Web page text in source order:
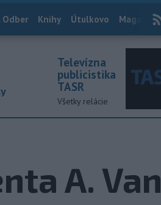
Odber Knihy Útulkovo Magazín
Televízna
publicistika
TASR
Všetky relácie
A. Van